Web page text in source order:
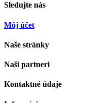
Sledujte nás
Môj účet
Naše stránky
Naši partneri
Kontaktné údaje